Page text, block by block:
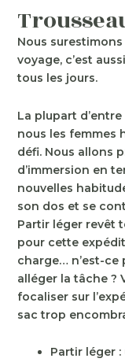
Nous surestimons
voyage, c’est
tous les jours.
La plupart
nous les femmes
défi. Nous allons
d’immersion en
nouvelles
son dos et se
Partir léger revêt
pour cette
charge… n’est-ce
alléger la tâche ?
focaliser sur
sac trop
Partir léger